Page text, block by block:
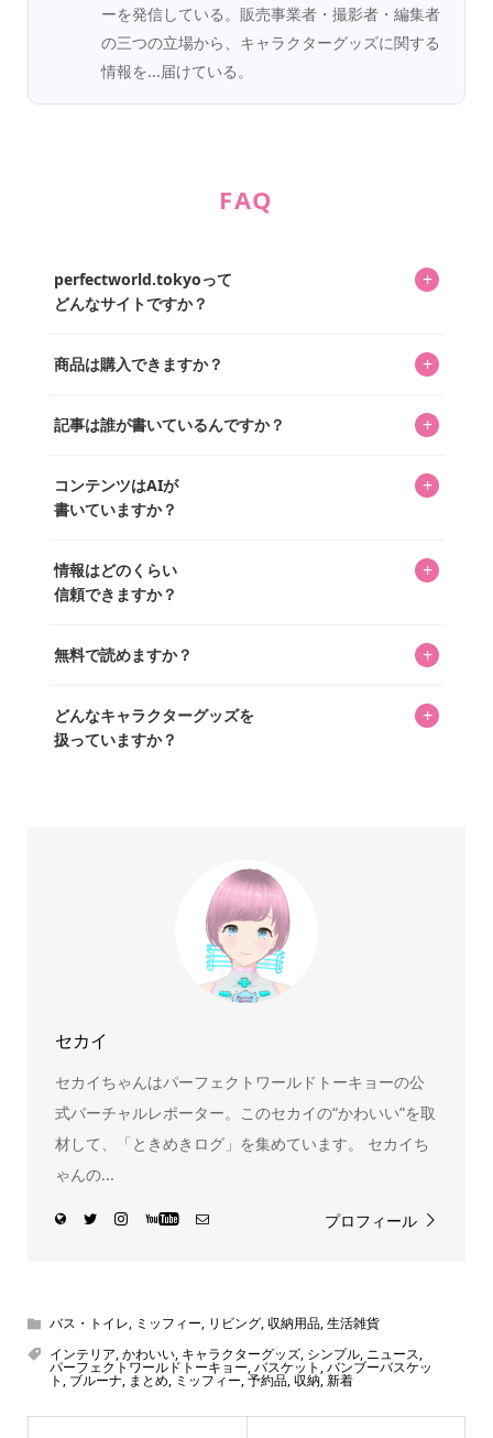
ーを発信している。販売事業者・撮影者・編集者
の三つの立場から、キャラクターグッズに関する
情報を...届けている。
FAQ
perfectworld.tokyoって
どんなサイトですか？
+
ってもらうニュースサイトです。運営はキャラグッズコレ
を中心に行われており、私たちは実際に40,000種のキャラグ
商品は購入できますか？ +
「perfectworld.shop」で、ほとんど全てのアイテムを購
があり、そこからジャンプできます。
記事は誰が書いているんですか？ +
ています。記事内の99%を超えるほぼすべての写真も、1枚
ずつ心を込めて自分たちで撮影したものです。さらに、10
ッズを収集し、月に1,000点の新商品を選定・購入する編集
長KOSが全記事を監修しています。
コンテンツはAIが
書いていますか？
+
書いています。AIは使用していません。編集長KOSが最終確
認を行い、手動で更新しています。
情報はどのくらい
信頼できますか？
+
いをお届けすることは保証します。なお、記事内に価格は
め、正確な情報をお伝えできないからです。
無料で読めますか？ +
どんなキャラクターグッズを
扱っていますか？
+
ーをいち早く皆さんにお届けすることも、私たちの使命の
セカイ
セカイちゃんはパーフェクトワールドトーキョーの公
式バーチャルレポーター。このセカイの“かわいい”を取
材して、「ときめきログ」を集めています。 セカイち
ゃんの...
プロフィール
バス・トイレ, ミッフィー, リビング,収納用品,生活雑貨
インテリア,かわいい, キャラクターグッズ, シンプル, ニュース,
パーフェクトワールドトーキョー,バスケット ,バンブーバスケッ
ト , ブルーナ, まとめ,ミッフィー,予約品,収納,新着